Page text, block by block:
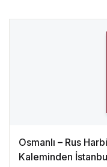
Osmanlı – Rus
Kaleminden